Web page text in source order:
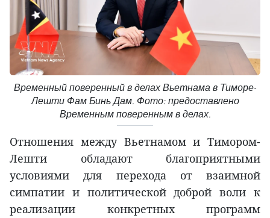
Временный поверенный в делах Вьетнама в Тиморе-
Лешти Фам Бинь Дам. Фото: предоставлено
Временным поверенным в делах.
Отношения между Вьетнамом и Тимором-
Лешти обладают благоприятными
условиями для перехода от взаимной
симпатии и политической доброй воли к
реализации конкретных программ